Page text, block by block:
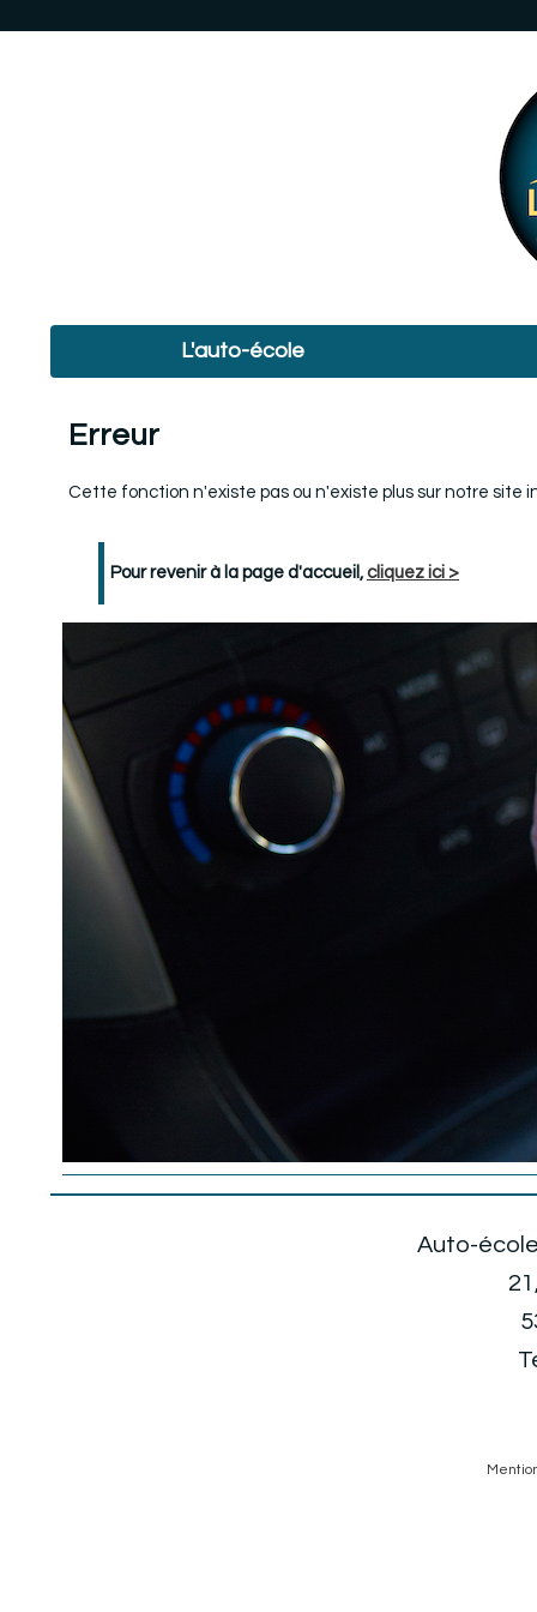
L'auto-école
Erreur
Cette fonction n'existe pas ou n'existe plus sur notre site
Pour revenir à la page d'accueil,cliquez ici >
Auto-